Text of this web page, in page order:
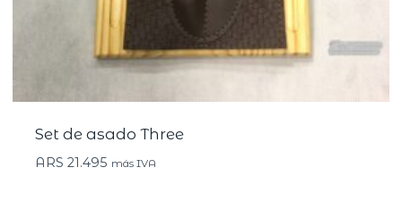
Set de asado Three
ARS 21.495 más IVA